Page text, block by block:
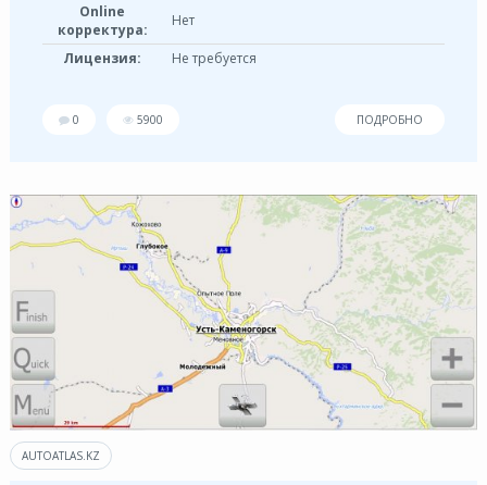
Online
корректура:
Нет
Лицензия: Не требуется
0 5900 ПОДРОБНО
AUTOATLAS.KZ